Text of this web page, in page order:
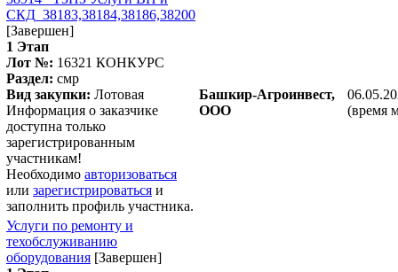
СКД_38183,38184,38186,38200
[Завершен]
1 Этап
Лот №: 16321 КОНКУРС
Раздел: смр
Вид закупки: Лотовая
Информация о заказчике
доступна только
зарегистрированным
участникам!
Необходимо авторизоваться
или зарегистрироваться и
заполнить профиль участника.
Башкир-Агроинвест,
ООО
(время
Услуги по ремонту и
техобслуживанию
оборудования [Завершен]